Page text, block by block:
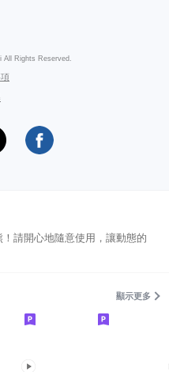
All Rights Reserved.
請開心地隨意使用，讓動態的
顯示更多